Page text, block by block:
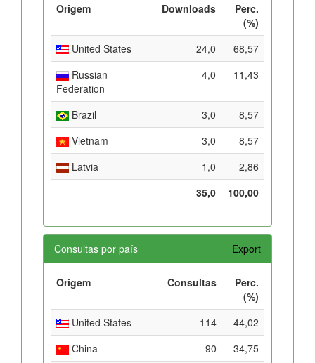
Origem Downloads
Perc.
(%)
United States
24,0
68,57
Russian
Federation
4,0 11,43
Brazil 3,0
8,57
Vietnam
3,0
8,57
Latvia
1,0
2,86
35,0
100,00
Consultas por país Export
Origem Consultas
Perc.
(%)
United States
114
44,02
China
90
34,75